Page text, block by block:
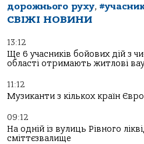
дорожнього руху,
СВІЖІ НОВИНИ
13:12
Ще 6 учасників бойових дій з
області отримають житлові
11:12
Музиканти з кількох країн
09:12
На одній із вулиць Рівного
сміттєзвалище